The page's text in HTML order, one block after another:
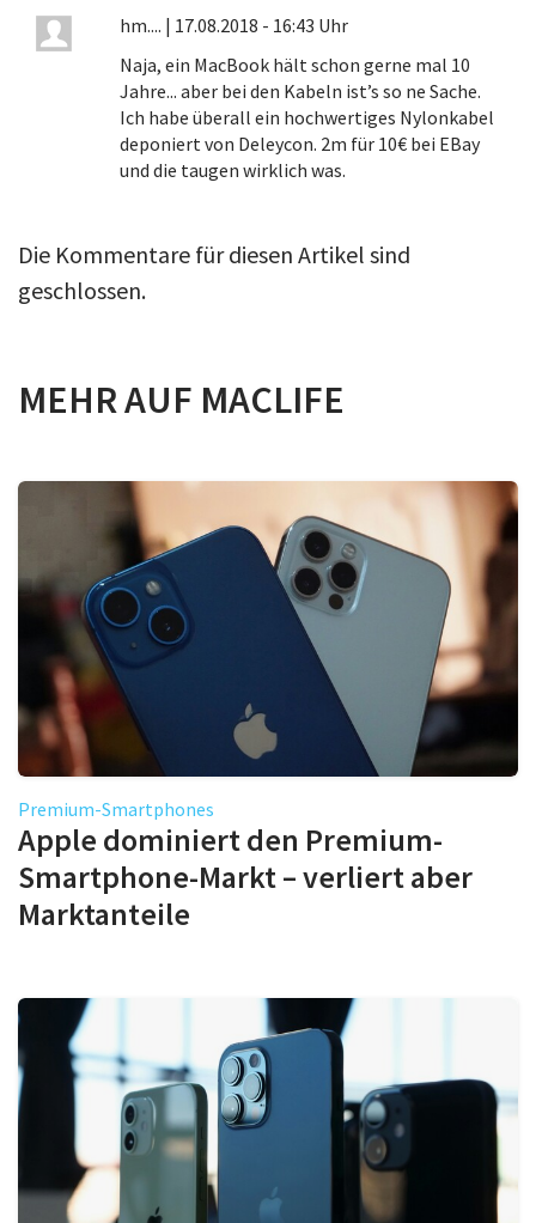
hm.... | 17.08.2018 - 16:43 Uhr
Naja, ein MacBook hält schon gerne mal 10
Jahre... aber bei den Kabeln ist’s so ne Sache.
Ich habe überall ein hochwertiges Nylonkabel
deponiert von Deleycon. 2m für 10€ bei EBay
und die taugen wirklich was.
Die Kommentare für diesen Artikel sind
geschlossen.
MEHR AUF MACLIFE
Premium-Smartphones
Apple dominiert den Premium-
Smartphone-Markt – verliert aber
Marktanteile